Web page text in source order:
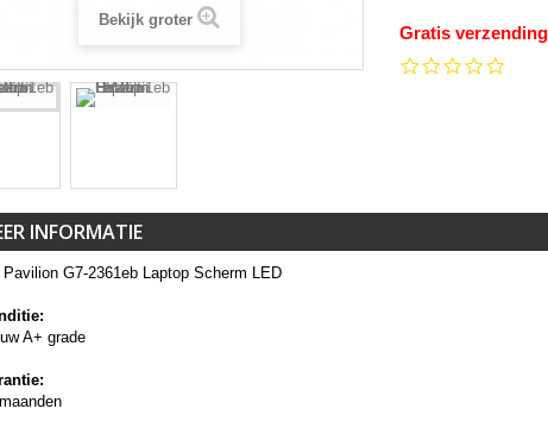
Bekijk groter
Gratis
INFORMATIE
Pavilion G7-2361eb Laptop Scherm LED
A+ grade